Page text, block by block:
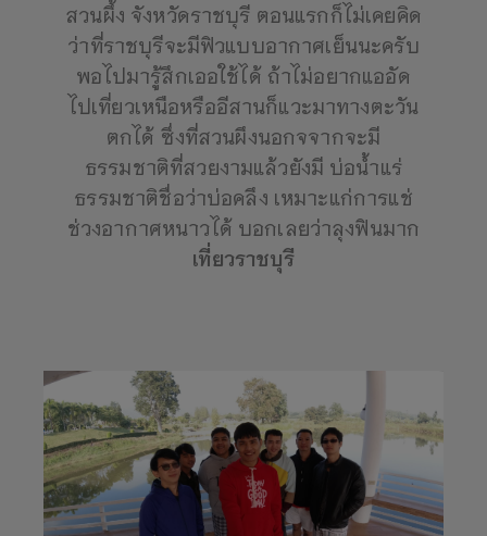
สวนผึ้ง จังหวัดราชบุรี ตอนแรกก็ไม่เคยคิด
ว่าที่ราชบุรีจะมีฟิวแบบอากาศเย็นนะครับ
พอไปมารู้สึกเออใช้ได้ ถ้าไม่อยากแออัด
ไปเที่ยวเหนือหรืออีสานก็แวะมาทางตะวัน
ตกได้ ซึ่งที่สวนผึงนอกจจากจะมี
ธรรมชาติที่สวยงามแล้วยังมี บ่อน้ำแร่
ธรรมชาติชื่อว่าบ่อคลึง เหมาะแก่การแช่
ช่วงอากาศหนาวได้ บอกเลยว่าลุงฟินมาก
เที่ยวราชบุรี